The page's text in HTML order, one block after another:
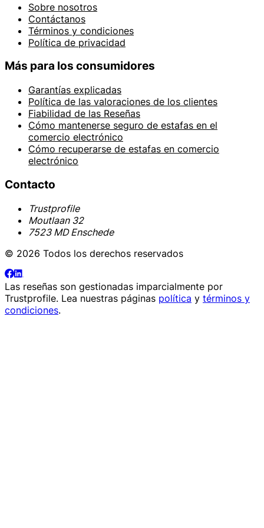
Sobre nosotros
Contáctanos
Términos y condiciones
Política de privacidad
Más para los consumidores
Garantías explicadas
Política de las valoraciones de los clientes
Fiabilidad de las Reseñas
Cómo mantenerse seguro de estafas en el
comercio electrónico
Cómo recuperarse de estafas en comercio
electrónico
Contacto
Trustprofile
Moutlaan 32
7523 MD Enschede
© 2026 Todos los derechos reservados
Las reseñas son gestionadas imparcialmente por
Trustprofile. Lea nuestras páginas política y términos y
condiciones.